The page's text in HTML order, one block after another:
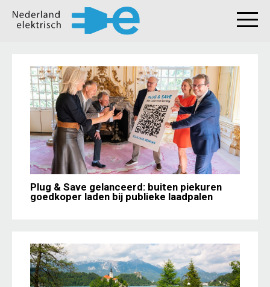
Plug & Save gelanceerd: buiten piekuren
goedkoper laden bij publieke laadpalen